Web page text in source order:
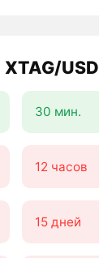
USD
30 мин.
12 часов
15 дней